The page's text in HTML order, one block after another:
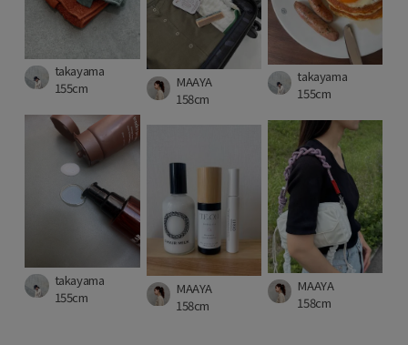
takayama
155cm
MAAYA
158cm
takayama
155cm
takayama
155cm
MAAYA
158cm
MAAYA
158cm